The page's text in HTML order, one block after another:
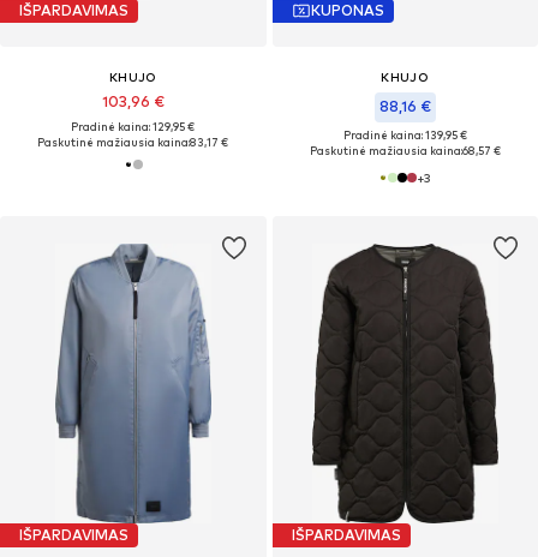
IŠPARDAVIMAS
KHUJO
103,96 €
Pradinė kaina: 129,95 €
Paskutinė mažiausia kaina:83,17 €
KUPONAS
KHUJO
88,16 €
Pradinė kaina: 139,95 €
Paskutinė mažiausia kaina:68,57 €
+3
IŠPARDAVIMAS IŠPARDAVIMAS